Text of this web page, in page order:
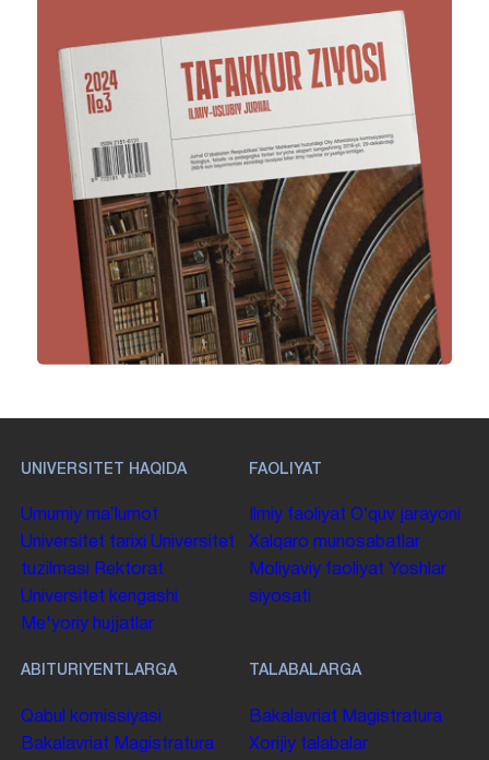
UNIVERSITET HAQIDA
Umumiy maʼlumot
Universitet tarixi Universitet
tuzilmasi
Rektorat
Universitet kengashi
Me'yoriy hujjatlar
FAOLIYAT
Ilmiy faoliyat Oʻquv jarayoni
Xalqaro munosabatlar
Moliyaviy faoliyat Yoshlar
siyosati
ABITURIYENTLARGA
Qabul komissiyasi
Bakalavriat Magistratura
TALABALARGA
Bakalavriat Magistratura
Xorijiy talabalar